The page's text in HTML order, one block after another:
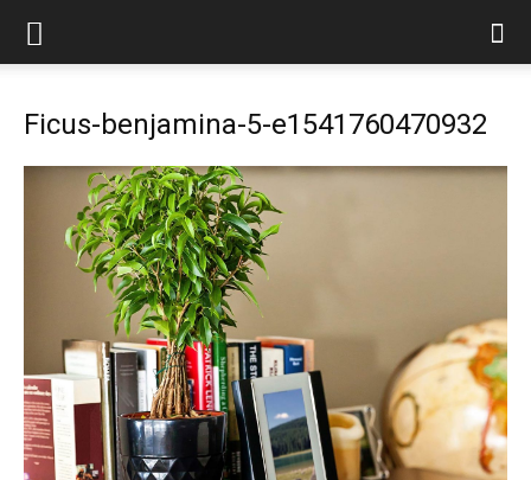
Ficus-benjamina-5-e1541760470932